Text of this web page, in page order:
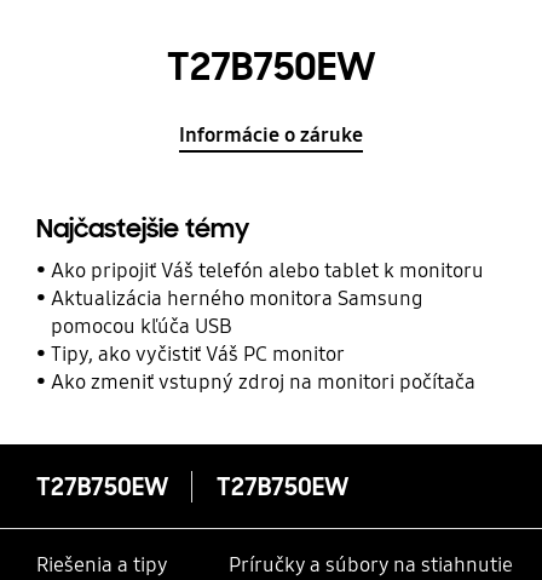
T27B750EW
Informácie o záruke
Najčastejšie témy
Ako pripojiť Váš telefón alebo tablet k monitoru
Aktualizácia herného monitora Samsung
pomocou kľúča USB
Tipy, ako vyčistiť Váš PC monitor
Ako zmeniť vstupný zdroj na monitori počítača
T27B750EW T27B750EW
Riešenia a tipy Príručky a súbory na stiahnutie